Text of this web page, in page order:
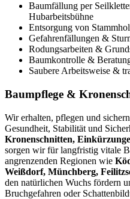
Baumfällung per
Hubarbeitsbühne
Entsorgung von
Gefahrenfällungen &
Rodungsarbeiten &
Baumkontrolle &
Saubere Arbeitsweise &
Baumpflege &
Wir erhalten, pflegen und
Gesundheit, Stabilität und
Kronenschnitten,
sorgen wir für langfristig vitale
angrenzenden Regionen wie
Weißdorf, Münchberg,
den natürlichen Wuchs fördern
Bruchgefahren oder